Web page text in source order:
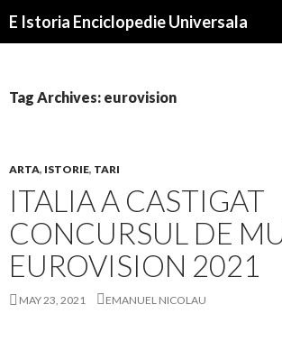
E Istoria Enciclopedie Universala
Tag Archives: eurovision
ARTA, ISTORIE, TARI
ITALIA A CASTIGAT
CONCURSUL DE
EUROVISION 2021
MAY 23, 2021 EMANUEL NICOLAU